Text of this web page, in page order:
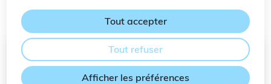
Afficher les préférences
Tout accepter
Tout refuser
Emplacement